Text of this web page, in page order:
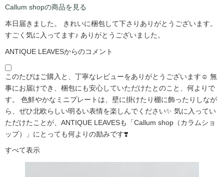
Callum shopの商品を見る
本日届きました。 きれいに梱包して下さりありがとうございます。
すごく気に入ってます♪ ありがとうございました。
ANTIQUE LEAVESからのコメント
このたびはご購入と、丁寧なレビューをありがとうございます☺️ 無
事にお届けでき、梱包にも安心していただけたとのこと、何よりで
す。 色鮮やかなミニプレートは、壁に掛けたり棚に飾ったりしなが
ら、ぜひ北欧らしい明るい表情を楽しんでください✨ 気に入ってい
ただけたことが、ANTIQUE LEAVESも「Callum shop（カラムショ
ップ）」にとっても何よりの励みです❣️
すべて表示